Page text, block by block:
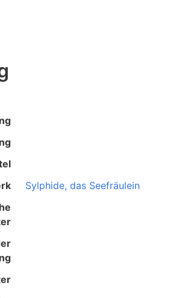
Sylphide, das Seefräulein